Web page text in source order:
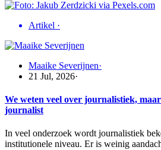
Artikel ·
Maaike Severijnen·
21 Jul, 2026·
We weten veel over journalistiek,
journalist
In veel onderzoek wordt journalistiek
institutionele niveau. Er is weinig